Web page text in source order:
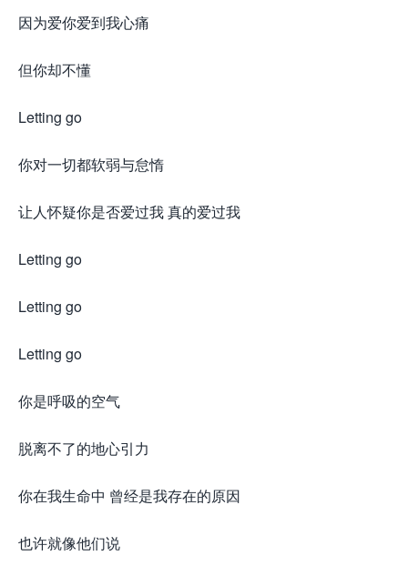
因为爱你爱到我心痛
但你却不懂
Letting go
你对一切都软弱与怠惰
让人怀疑你是否爱过我 真的爱过我
Letting go
Letting go
Letting go
你是呼吸的空气
脱离不了的地心引力
你在我生命中 曾经是我存在的原因
也许就像他们说